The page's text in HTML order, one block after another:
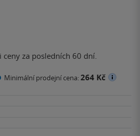
za posledních 60 dní.
Minimální prodejní cena:264 Kč